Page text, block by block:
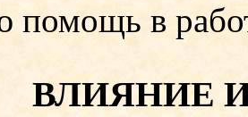
помощь в
ВЛИЯНИЕ